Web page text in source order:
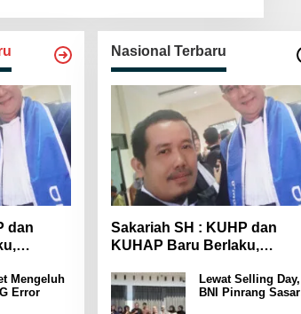
dan
Mengeluh
Error
Nasional Terbaru
Sakariah SH : KUHP dan
KUHAP Baru Berlaku,
Waspada
Lewat Selling Day,
BNI Pinrang Sasar